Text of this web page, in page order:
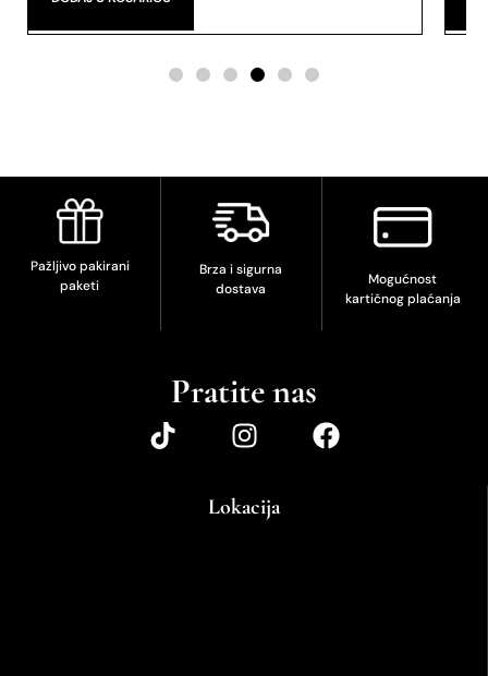
Pažljivo pakirani
paketi
Brza i sigurna
dostava
Mogućnost
kartičnog plaćanja
Pratite nas
Lokacija